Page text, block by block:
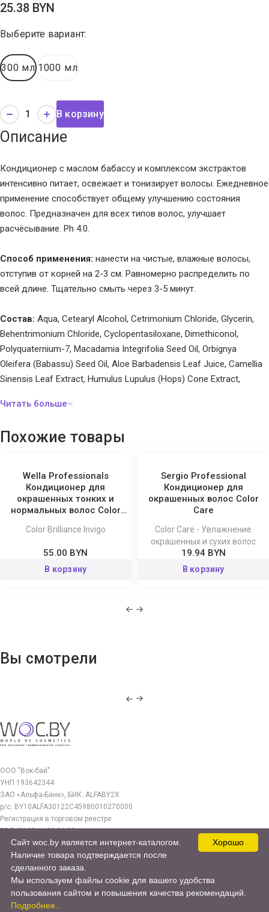
25.38 BYN
Выберите вариант:
300 мл 1000 мл
В корзину
Описание
Кондиционер с маслом бабассу и комплексом экстрактов
интенсивно питает, освежает и тонизирует волосы. Ежедневное
применение способствует общему улучшению состояния
волос. Предназначен для всех типов волос, улучшает
расчёсывание. Ph 4.0.
Способ применения: нанести на чистые, влажные волосы,
отступив от корней на 2-3 см. Равномерно распределить по
всей длине. Тщательно смыть через 3-5 минут.
Состав: Aqua, Cetearyl Alcohol, Cetrimonium Chloride, Glycerin,
Behentrimonium Chloride, Cyclopentasiloxane, Dimethiconol,
Polyquaternium-7, Macadamia Integrifolia Seed Oil, Orbignya
Oleifera (Babassu) Seed Oil, Aloe Barbadensis Leaf Juice, Camellia
Sinensis Leaf Extract, Humulus Lupulus (Hops) Cone Extract,
Acrylamidopropyltrimonium Chloride/Acrylamide Copolymer,
Methylisothiazolinone.
Похожие товары
Wella Professionals
Кондиционер для
окрашенных тонких и
нормальных волос Color
Color Brilliance Invigo
55.00 BYN
В корзину
Sergio Professional
Кондиционер для
окрашенных волос Color
Care
Color Care - Увлажнение
окрашенных и сухих волос
19.94 BYN
В корзину
Вы смотрели
ООО "Вок-бай"
УНП 193642344
ЗАО «Альфа-Банк», БИК: ALFABY2X
р/с: BY10ALFA30122C45980010270000
Регистрация в торговом реестре
РБ 549112 от 03.01.23г.
Юр. адрес:
220140, г. Минск, ул. Бурдейного 22, оф.212
woc.by@yandex.by
© 2017—2026 WOC.BY
Хорошо
Сайт woc.by является интернет-каталогом.
Наличие товара подтверждается после
сделанного заказа.
Мы используем файлы cookie для вашего удобства
пользования сайтом и повышения качества рекомендаций.
Подробнее...